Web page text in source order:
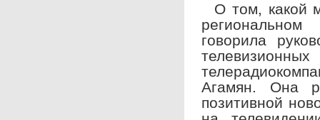
О том, какой
говорила
Агамян. Она
позитивной